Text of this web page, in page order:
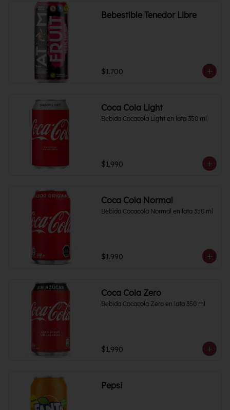
Bebestible Tenedor Libre
$1.700
Coca Cola Light
Bebida Cocacola Light en lata 350 ml
$1.990
Coca Cola Normal
Bebida Cocacola Normal en lata 350 ml
$1.990
Coca Cola Zero
Bebida Cocacola Zero en lata 350 ml
$1.990
Pepsi